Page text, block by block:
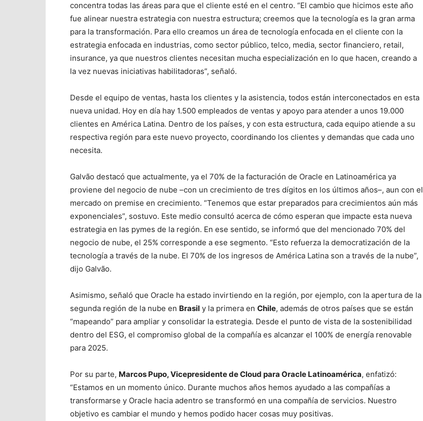
concentra todas las áreas para que el cliente esté en el centro. “El cambio que hicimos este año
fue alinear nuestra estrategia con nuestra estructura; creemos que la tecnología es la gran arma
para la transformación. Para ello creamos un área de tecnología enfocada en el cliente con la
estrategia enfocada en industrias, como sector público, telco, media, sector financiero, retail,
insurance, ya que nuestros clientes necesitan mucha especialización en lo que hacen, creando a
la vez nuevas iniciativas habilitadoras”, señaló.
Desde el equipo de ventas, hasta los clientes y la asistencia, todos están interconectados en esta
nueva unidad. Hoy en día hay 1.500 empleados de ventas y apoyo para atender a unos 19.000
clientes en América Latina. Dentro de los países, y con esta estructura, cada equipo atiende a su
respectiva región para este nuevo proyecto, coordinando los clientes y demandas que cada uno
necesita.
Galvão destacó que actualmente, ya el 70% de la facturación de Oracle en Latinoamérica ya
proviene del negocio de nube –con un crecimiento de tres dígitos en los últimos años–, aun con el
mercado on premise en crecimiento. “Tenemos que estar preparados para crecimientos aún más
exponenciales”, sostuvo. Este medio consultó acerca de cómo esperan que impacte esta nueva
estrategia en las pymes de la región. En ese sentido, se informó que del mencionado 70% del
negocio de nube, el 25% corresponde a ese segmento. “Esto refuerza la democratización de la
tecnología a través de la nube. El 70% de los ingresos de América Latina son a través de la nube”,
dijo Galvão.
Asimismo, señaló que Oracle ha estado invirtiendo en la región, por ejemplo, con la apertura de la
segunda región de la nube en Brasil y la primera en Chile, además de otros países que se están
“mapeando” para ampliar y consolidar la estrategia. Desde el punto de vista de la sostenibilidad
dentro del ESG, el compromiso global de la compañía es alcanzar el 100% de energía renovable
para 2025.
Por su parte, Marcos Pupo, Vicepresidente de Cloud para Oracle Latinoamérica, enfatizó:
“Estamos en un momento único. Durante muchos años hemos ayudado a las compañías a
transformarse y Oracle hacia adentro se transformó en una compañía de servicios. Nuestro
objetivo es cambiar el mundo y hemos podido hacer cosas muy positivas.